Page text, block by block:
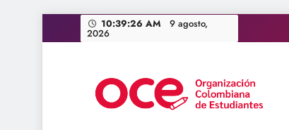
al
10:39:27 AM 9 agosto,
2026